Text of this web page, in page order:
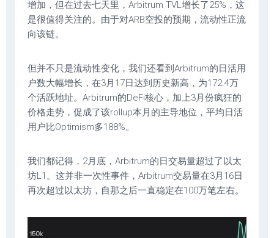
增加，但在过去七天里，Arbitrum TVL增长了25%，这
是很值得关注的。由于对ARB空投的预期，流动性正流
向该链。
但并不只是流动性变化，我们还看到Arbitrum的日活用
户数大幅增长，在3月17日达到历史新高，为172.4万
个活跃地址。Arbitrum的DeFi核心，加上3月份疯狂的
价格走势，促成了该rollup本月的主导地位，平均日活
用户比Optimism多188%。
我们都记得，2月底，Arbitrum的日交易量超过了以太
坊L1。这并非一次性事件，Arbitrum交易量在3月16日
再次超过以太坊，自那之后一直稳定在100万笔左右。